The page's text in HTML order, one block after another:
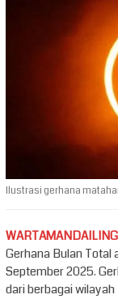
Ilustrasi gerhana
Gerhana Bulan Total
September 2025.
dari berbagai wilayah